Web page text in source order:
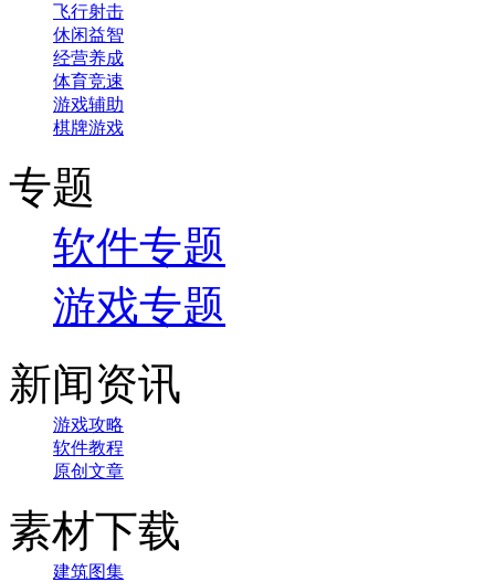
飞行射击
休闲益智
经营养成
体育竞速
游戏辅助
棋牌游戏
专题
软件专题
游戏专题
新闻资讯
游戏攻略
软件教程
原创文章
素材下载
建筑图集